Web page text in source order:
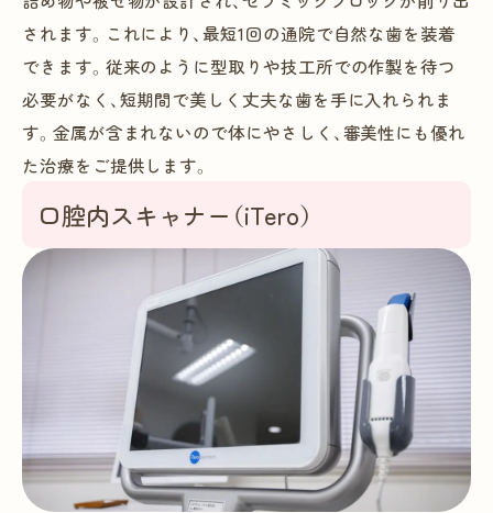
されます。これにより、最短1回の通院で自然な歯を装着
できます。従来のように型取りや技工所での作製を待つ
必要がなく、短期間で美しく丈夫な歯を手に入れられま
す。金属が含まれないので体にやさしく、審美性にも優れ
た治療をご提供します。
口腔内スキャナー（iTero）